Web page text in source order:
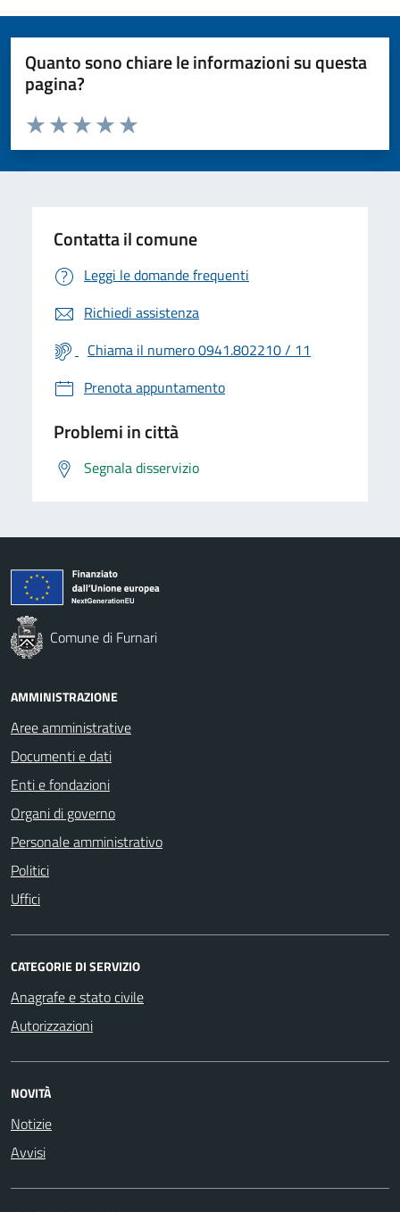
Quanto sono chiare le informazioni su questa
pagina?
Valuta da 1 a 5 stelle la pagina
Valuta 5 stelle su 5
Valuta 4 stelle su 5
Valuta 3 stelle su 5
Valuta 2 stelle su 5
Valuta 1 stelle su 5
Contatta il comune
Leggi le domande frequenti
Richiedi assistenza
Chiama il numero 0941.802210 / 11
Prenota appuntamento
Problemi in città
Segnala disservizio
Comune di Furnari
AMMINISTRAZIONE
Aree amministrative
Documenti e dati
Enti e fondazioni
Organi di governo
Personale amministrativo
Politici
Uffici
CATEGORIE DI SERVIZIO
Anagrafe e stato civile
Autorizzazioni
NOVITÀ
Notizie
Avvisi